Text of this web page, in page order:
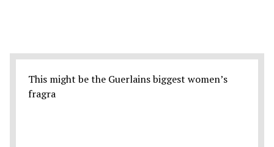
This might be the Guerlains biggest women’s
fragra